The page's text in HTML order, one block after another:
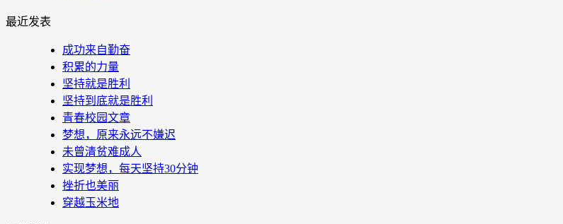
最近发表
成功来自勤奋
积累的力量
坚持就是胜利
坚持到底就是胜利
青春校园文章
梦想，原来永远不嫌迟
未曾清贫难成人
实现梦想，每天坚持30分钟
挫折也美丽
穿越玉米地